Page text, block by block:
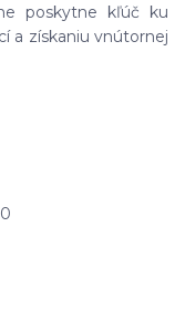
poskytne kľúč ku
a získaniu vnútornej